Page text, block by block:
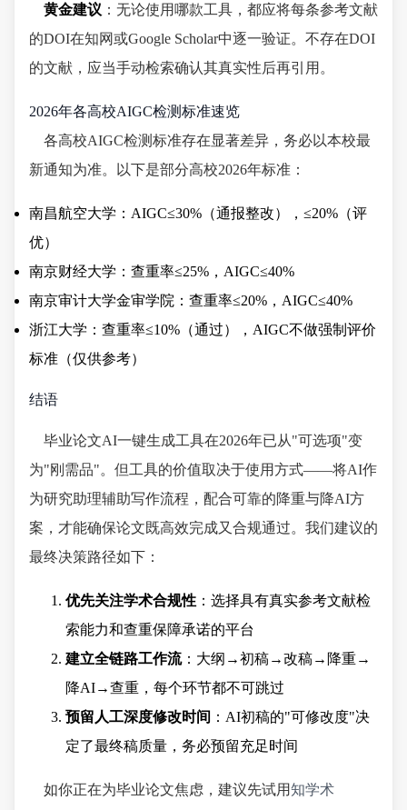
黄金建议 ：无论使用哪款工具，都应将每条参考文献
的DOI在知网或Google Scholar中逐一验证。不存在DOI
的文献，应当手动检索确认其真实性后再引用。
2026年各高校AIGC检测标准速览
各高校AIGC检测标准存在显著差异，务必以本校最
新通知为准。以下是部分高校2026年标准：
南昌航空大学：AIGC≤30%（通报整改），≤20%（评
优）
南京财经大学：查重率≤25%，AIGC≤40%
南京审计大学金审学院：查重率≤20%，AIGC≤40%
浙江大学：查重率≤10%（通过），AIGC不做强制评价
标准（仅供参考）
结语
毕业论文AI一键生成工具在2026年已从"可选项"变
为"刚需品"。但工具的价值取决于使用方式——将AI作
为研究助理辅助写作流程，配合可靠的降重与降AI方
案，才能确保论文既高效完成又合规通过。我们建议的
最终决策路径如下：
优先关注学术合规性 ：选择具有真实参考文献检
索能力和查重保障承诺的平台
建立全链路工作流：大纲→初稿→改稿→降重→
降AI→查重，每个环节都不可跳过
预留人工深度修改时间 ：AI初稿的"可修改度"决
定了最终稿质量，务必预留充足时间
如你正在为毕业论文焦虑，建议先试用知学术